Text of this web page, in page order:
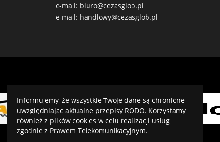
e-mail: biuro@cezasglob.pl
e-mail: handlowy@cezasglob.pl
Informujemy, że wszystkie Twoje dane są chronione
uwzględniając aktualne przepisy RODO. Korzystamy
również z plików cookies w celu realizacji usług
zgodnie z Prawem Telekomunikacyjnym.